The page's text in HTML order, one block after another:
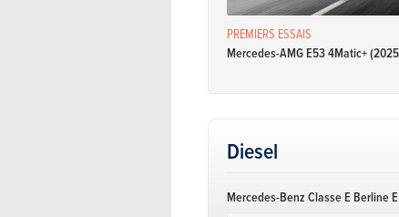
PREMIERS ESSAIS
Mercedes-AMG E53 4Matic+
Diesel
Mercedes-Benz Classe E Berline